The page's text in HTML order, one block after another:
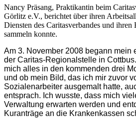
Nancy Präsang, Praktikantin beim
Görlitz e.V., berichtet über ihren
Diensten des Caritasverbandes und ihren
sammeln konnte.
Am 3. November 2008 begann mein
der Caritas-Regionalstelle in
mich alles in den kommenden drei
und ob mein Bild, das ich mir zuvor
Sozialenarbeiter ausgemalt hatte,
entsprach. Ich wusste, dass mich
Verwaltung erwarten werden und
Kuranträge an die Krankenkassen